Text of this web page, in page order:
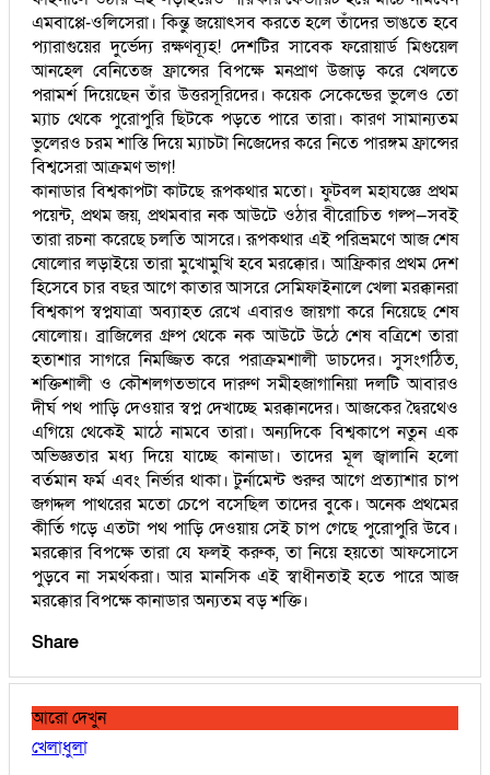
এমবাপ্পে-ওলিসেরা। কিন্তু জয়োৎসব করতে হলে তাঁদের ভাঙতে হবে
প্যারাগুয়ের দুর্ভেদ্য রক্ষণব্যূহ! দেশটির সাবেক ফরোয়ার্ড মিগুয়েল
আনহেল বেনিতেজ ফ্রান্সের বিপক্ষে মনপ্রাণ উজাড় করে খেলতে
পরামর্শ দিয়েছেন তাঁর উত্তরসূরিদের। কয়েক সেকেন্ডের ভুলেও তো
ম্যাচ থেকে পুরোপুরি ছিটকে পড়তে পারে তারা। কারণ সামান্যতম
ভুলেরও চরম শাস্তি দিয়ে ম্যাচটা নিজেদের করে নিতে পারঙ্গম ফ্রান্সের
বিশ্বসেরা আক্রমণ ভাগ!
কানাডার বিশ্বকাপটা কাটছে রূপকথার মতো। ফুটবল মহাযজ্ঞে প্রথম
পয়েন্ট, প্রথম জয়, প্রথমবার নক আউটে ওঠার বীরোচিত গল্প—সবই
তারা রচনা করেছে চলতি আসরে। রূপকথার এই পরিভ্রমণে আজ শেষ
ষোলোর লড়াইয়ে তারা মুখোমুখি হবে মরক্কোর। আফ্রিকার প্রথম দেশ
হিসেবে চার বছর আগে কাতার আসরে সেমিফাইনালে খেলা মরক্কানরা
বিশ্বকাপ স্বপ্নযাত্রা অব্যাহত রেখে এবারও জায়গা করে নিয়েছে শেষ
ষোলোয়। ব্রাজিলের গ্রুপ থেকে নক আউটে উঠে শেষ বত্রিশে তারা
হতাশার সাগরে নিমজ্জিত করে পরাক্রমশালী ডাচদের। সুসংগঠিত,
শক্তিশালী ও কৌশলগতভাবে দারুণ সমীহজাগানিয়া দলটি আবারও
দীর্ঘ পথ পাড়ি দেওয়ার স্বপ্ন দেখাচ্ছে মরক্কানদের। আজকের দ্বৈরথেও
এগিয়ে থেকেই মাঠে নামবে তারা। অন্যদিকে বিশ্বকাপে নতুন এক
অভিজ্ঞতার মধ্য দিয়ে যাচ্ছে কানাডা। তাদের মূল জ্বালানি হলো
বর্তমান ফর্ম এবং নির্ভার থাকা। টুর্নামেন্ট শুরুর আগে প্রত্যাশার চাপ
জগদ্দল পাথরের মতো চেপে বসেছিল তাদের বুকে। অনেক প্রথমের
কীর্তি গড়ে এতটা পথ পাড়ি দেওয়ায় সেই চাপ গেছে পুরোপুরি উবে।
মরক্কোর বিপক্ষে তারা যে ফলই করুক, তা নিয়ে হয়তো আফসোসে
পুড়বে না সমর্থকরা। আর মানসিক এই স্বাধীনতাই হতে পারে আজ
মরক্কোর বিপক্ষে কানাডার অন্যতম বড় শক্তি।
Share
আরো দেখুন
খেলাধুলা